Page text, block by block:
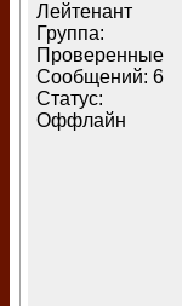
Лейтенант
Группа:
Проверенные
Сообщений: 6
Статус:
Оффлайн